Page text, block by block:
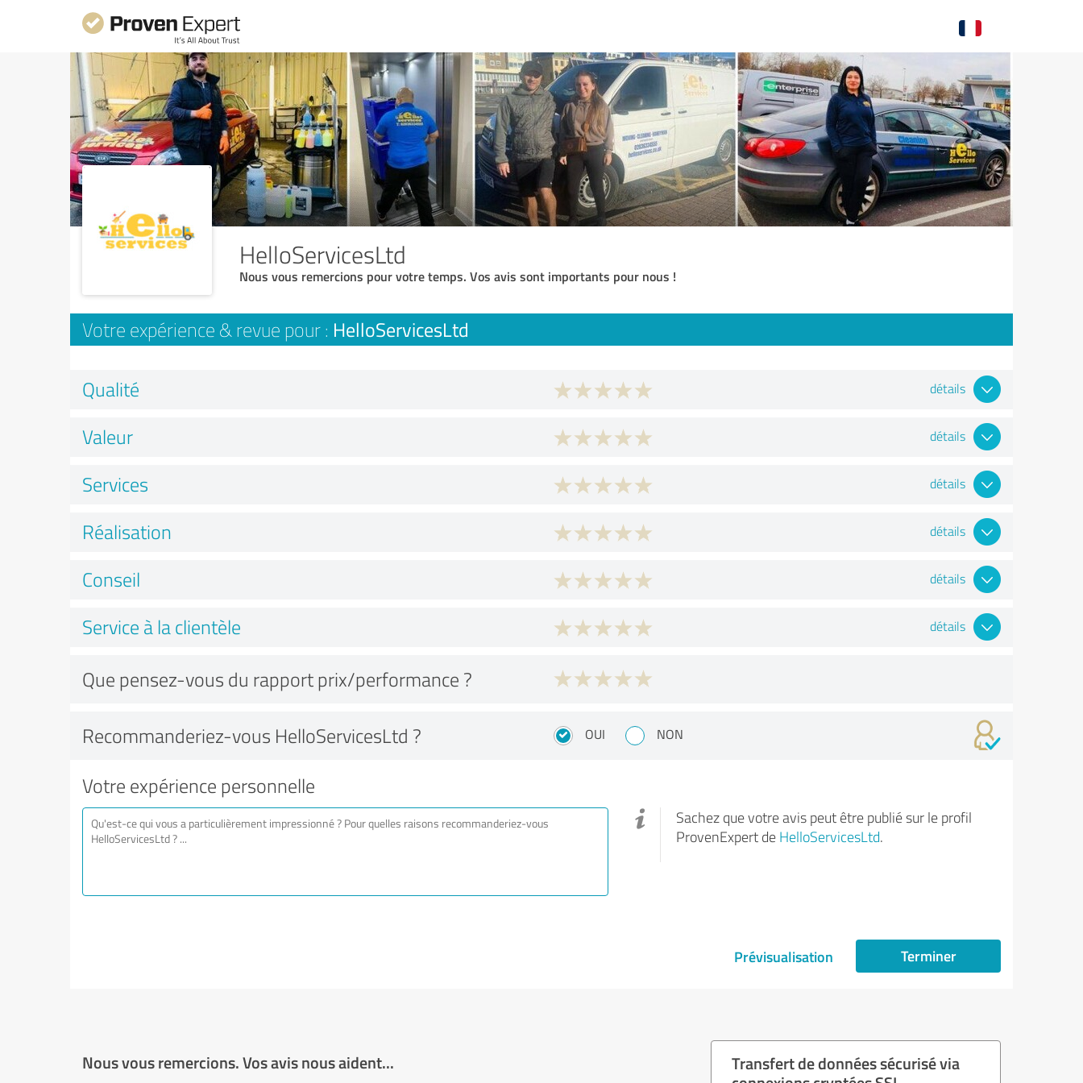
HelloServicesLtd
Nous vous remercions pour votre temps. Vos avis sont importants pour nous !
Votre expérience & revue pour : HelloServicesLtd
Qualité détails
Valeur détails
Services détails
Réalisation détails
Conseil détails
Service à la clientèle détails
Que pensez-vous du rapport prix/performance ?
Recommanderiez-vous HelloServicesLtd ? OUI NON
Votre expérience personnelle
Sachez que votre avis peut être publié sur le profil
ProvenExpert de HelloServicesLtd.
Prévisualisation Terminer
Nous vous remercions. Vos avis nous aident...
Transfert de données sécurisé via